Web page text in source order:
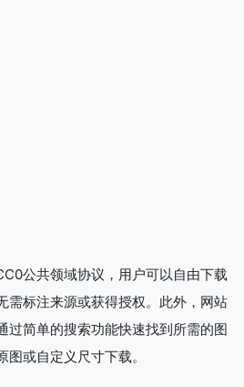
公共领域协议，用户可以自由下载
需标注来源或获得授权。此外，网站
过简单的搜索功能快速找到所需的图
或自定义尺寸下载。